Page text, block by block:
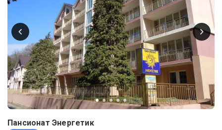
Пансионат Энергетик